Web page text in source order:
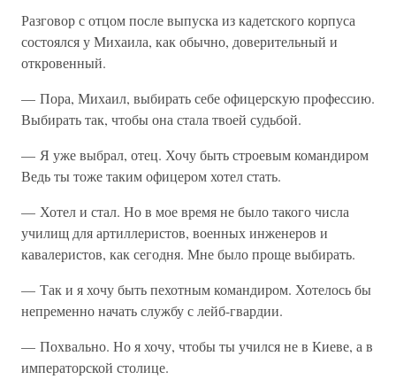
Разговор с отцом после выпуска из кадетского корпуса
состоялся у Михаила, как обычно, доверительный и
откровенный.
— Пора, Михаил, выбирать себе офицерскую профессию.
Выбирать так, чтобы она стала твоей судьбой.
— Я уже выбрал, отец. Хочу быть строевым командиром
Ведь ты тоже таким офицером хотел стать.
— Хотел и стал. Но в мое время не было такого числа
училищ для артиллеристов, военных инженеров и
кавалеристов, как сегодня. Мне было проще выбирать.
— Так и я хочу быть пехотным командиром. Хотелось бы
непременно начать службу с лейб-гвардии.
— Похвально. Но я хочу, чтобы ты учился не в Киеве, а в
императорской столице.